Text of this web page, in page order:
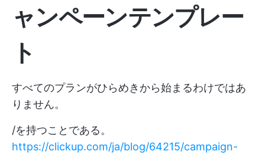
ャンペーンテンプレー
ト
すべてのプランがひらめきから始まるわけではあ
りません。
/を持つことである。
https://clickup.com/ja/blog/64215/campaign-